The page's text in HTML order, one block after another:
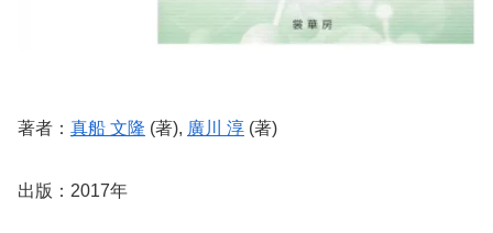
著者： 真船 文隆 (著), 廣川 淳 (著)
出版：2017年